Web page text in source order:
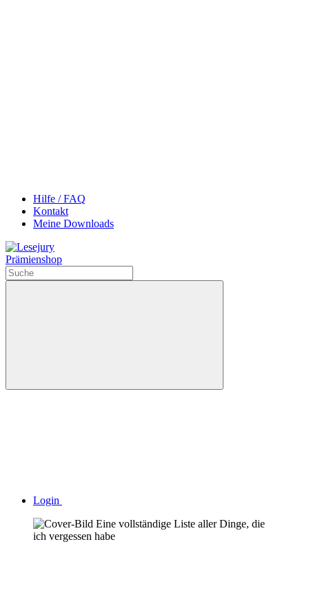
Hilfe / FAQ
Kontakt
Meine Downloads
Prämienshop
Login